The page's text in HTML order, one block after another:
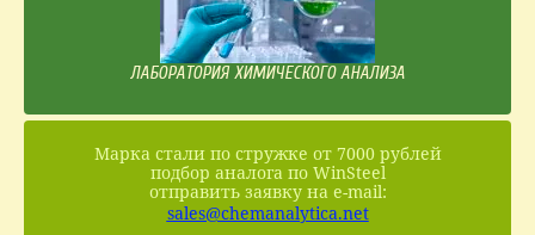
Марка стали по стружке от 7000 рублей
подбор аналога по WinSteel
отправить заявку на e-mail:
sales@chemanalytica.net
ЛАБОРАТОРИЯ ХИМИЧЕСКОГО АНАЛИЗА